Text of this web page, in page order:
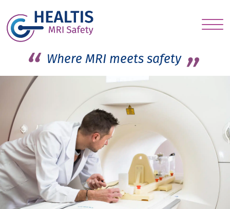
Where MRI meets safety